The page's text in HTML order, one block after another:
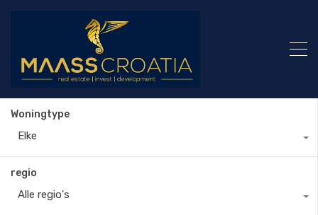
Woningtype
Elke
regio
Alle regio's